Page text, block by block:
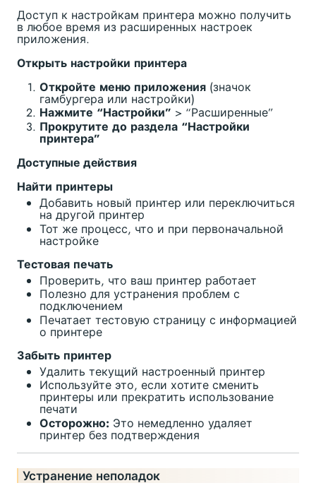
Доступ к настройкам принтера можно получить
в любое время из расширенных настроек
приложения.
Открыть настройки принтера
Откройте меню приложения (значок
гамбургера или настройки)
Нажмите “Настройки” > “Расширенные”
Прокрутите до раздела “Настройки
принтера”
Доступные действия
Найти принтеры
Добавить новый принтер или переключиться
на другой принтер
Тот же процесс, что и при первоначальной
настройке
Тестовая печать
Проверить, что ваш принтер работает
Полезно для устранения проблем с
подключением
Печатает тестовую страницу с информацией
о принтере
Забыть принтер
Удалить текущий настроенный принтер
Используйте это, если хотите сменить
принтеры или прекратить использование
печати
Осторожно: Это немедленно удаляет
принтер без подтверждения
Устранение неполадок